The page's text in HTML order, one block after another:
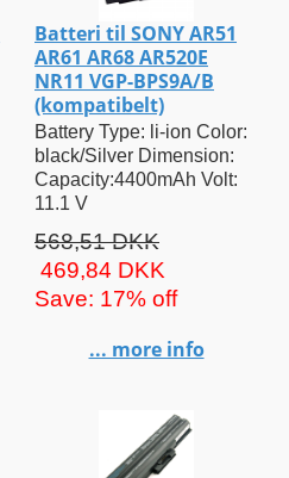
Batteri til SONY AR51
AR61 AR68 AR520E
NR11 VGP-BPS9A/B
(kompatibelt)
Battery Type: li-ion Color:
black/Silver Dimension:
Capacity:4400mAh Volt:
11.1 V
568,51 DKK
469,84 DKK
Save: 17% off
... more info